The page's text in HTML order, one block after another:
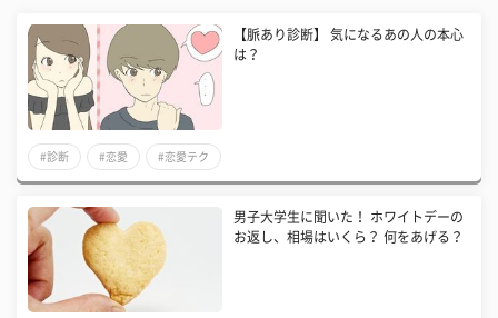
【脈あり診断】 気になるあの人の本心
は？
#診断 #恋愛 #恋愛テク
男子大学生に聞いた！ ホワイトデーの
お返し、相場はいくら？ 何をあげる？